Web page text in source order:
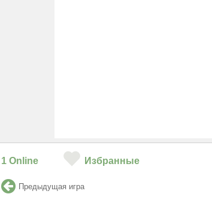
1 Online Избранные
Предыдущая игра